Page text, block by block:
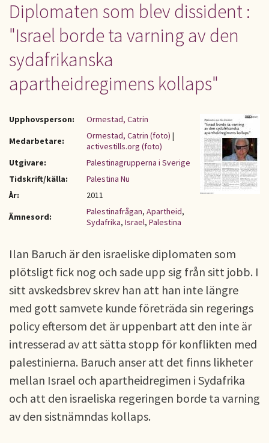
Diplomaten som blev dissident :
"Israel borde ta varning av den
sydafrikanska
apartheidregimens kollaps"
Upphovsperson:
Ormestad, Catrin
Medarbetare:
Ormestad, Catrin (foto) |
activestills.org (foto)
Utgivare:
Palestinagrupperna i Sverige
Tidskrift/källa:
Palestina Nu
År:
2011
Ämnesord:
Palestinafrågan, Apartheid,
Sydafrika, Israel, Palestina
Ilan Baruch är den israeliske diplomaten som
plötsligt fick nog och sade upp sig från sitt jobb. I
sitt avskedsbrev skrev han att han inte längre
med gott samvete kunde företräda sin regerings
policy eftersom det är uppenbart att den inte är
intresserad av att sätta stopp för konflikten med
palestinierna. Baruch anser att det finns likheter
mellan Israel och apartheidregimen i Sydafrika
och att den israeliska regeringen borde ta varning
av den sistnämndas kollaps.